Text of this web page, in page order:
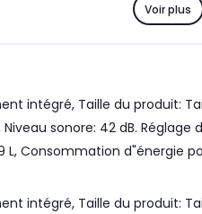
Voir plus
intégré, Taille du
sonore: 42 dB.
Consommation d"énergie
intégré, Taille du